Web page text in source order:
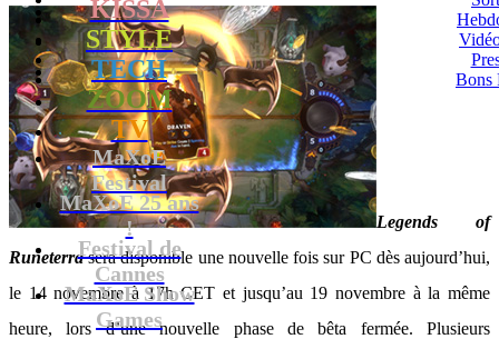
KISSA
STYLE
TECH
ZOOM
TV
MaXoE
Festival
MaXoE 25 ans
!
Festival de
Cannes
MaXoE Show
Games
Bons
Legends of
Runeterrasera disponible une nouvelle fois sur PC dès aujourd’hui,
le 14 novembre à 17h CET et jusqu’au 19 novembre à la même
heure, lors d’une nouvelle phase de bêta fermée. Plusieurs